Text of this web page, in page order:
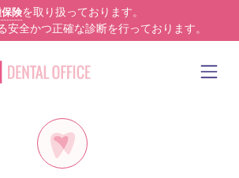
険を取り扱っております。
安全かつ正確な診断を行っております。